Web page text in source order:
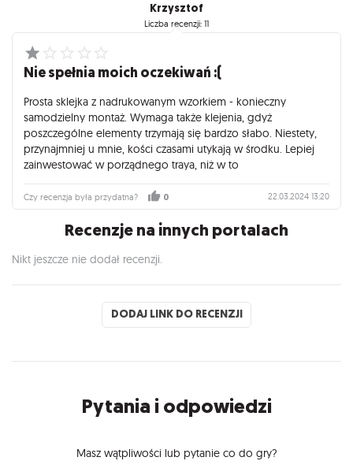
Krzysztof
Liczba recenzji: 11
Nie spełnia moich oczekiwań :(
Prosta sklejka z nadrukowanym wzorkiem - konieczny
samodzielny montaż. Wymaga także klejenia, gdyż
poszczególne elementy trzymają się bardzo słabo. Niestety,
przynajmniej u mnie, kości czasami utykają w środku. Lepiej
zainwestować w porządnego traya, niż w to
Czy recenzja była przydatna? 0 22.03.2024 13:20
Recenzje na innych portalach
Nikt jeszcze nie dodał recenzji.
DODAJ LINK DO RECENZJI
Pytania i odpowiedzi
Masz wątpliwości lub pytanie co do gry?